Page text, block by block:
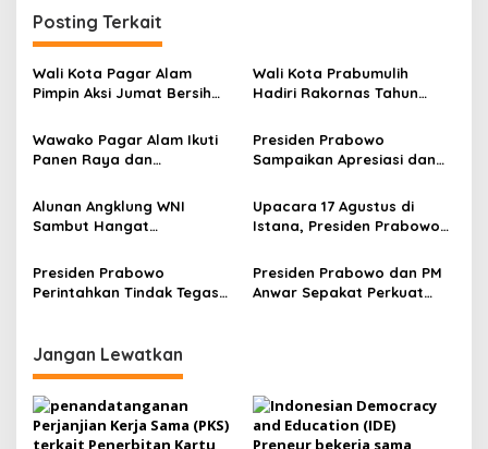
g
a
s
p
o
s
Posting Terkait
Wali Kota Pagar Alam
Pimpin Aksi Jumat Bersih
Wali Kota Prabumulih
Hadiri Rakornas Tahun
Wawako Pagar Alam Ikuti
Panen Raya dan
Pangan Bersama Presiden
Presiden Prabowo
Sampaikan Apresiasi dan
Berkunjung ke Indonesia
Alunan Angklung WNI
Sambut Hangat
Prabowo di Islamabad
Upacara 17 Agustus di
Istana, Presiden Prabowo
untuk Masyarakat
Presiden Prabowo
Perintahkan Tindak Tegas
Presiden Prabowo dan PM
Anwar Sepakat Perkuat
Jangan Lewatkan